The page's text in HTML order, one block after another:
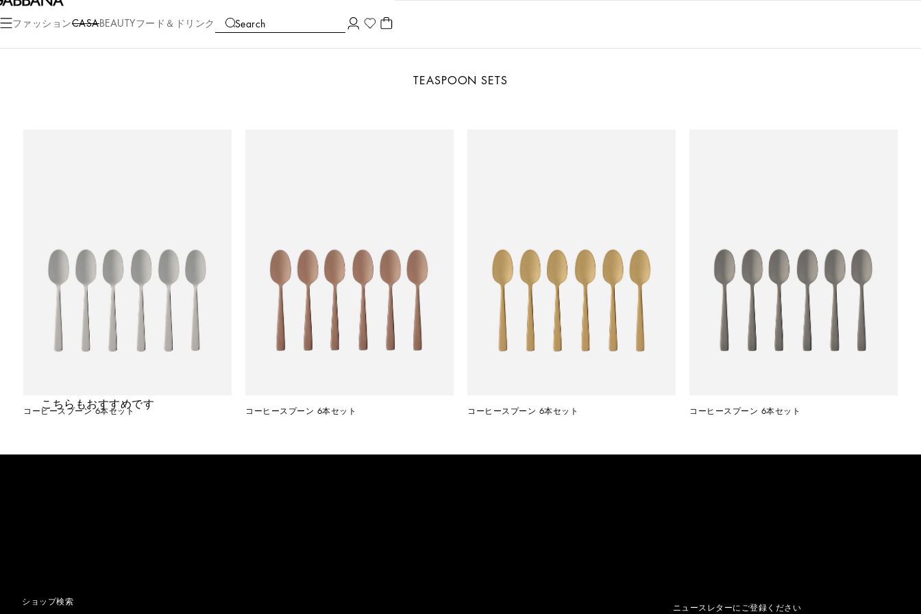
ファッションCASABEAUTYフード＆ドリンク Search
COLLECTIONS
TEASPOON SETS
コーヒースプーン 6本セット コーヒースプーン 6本セット コーヒースプーン 6本セット コーヒースプーン 6本セット
こちらもおすすめです
ショップ検索
ニュースレターにご登録ください